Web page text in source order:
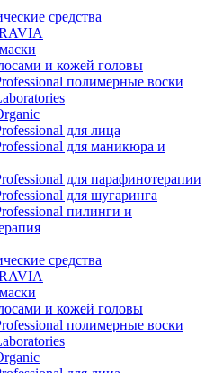
средства
и кожей головы
полимерные воски
для лица
для маникюра и
для парафинотерапии
для шугаринга
пилинги и
средства
и кожей головы
полимерные воски